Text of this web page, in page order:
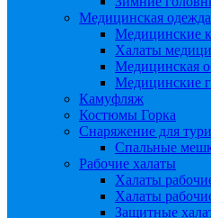
Медицинская одежда
Медицинские
Халаты
Медицинская
Медицинские
Камуфляж
Костюмы Горка
Снаряжение для
Спальные
Рабочие халаты
Халаты
Халаты
Защитные